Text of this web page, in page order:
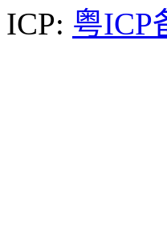
ICP: 粤ICP